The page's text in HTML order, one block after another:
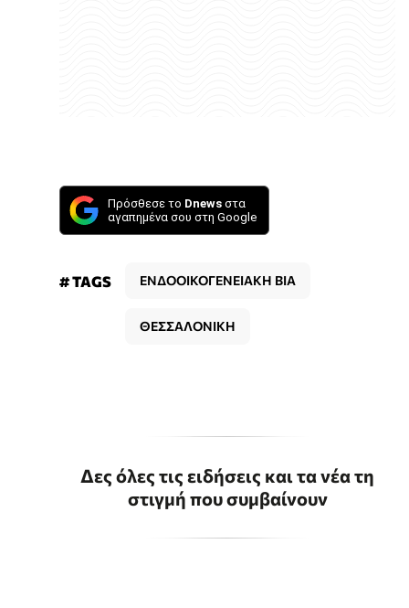
Πρόσθεσε το Dnews στα
αγαπημένα σου στη Google
# TAGS ΕΝΔΟΟΙΚΟΓΕΝΕΙΑΚΗ ΒΙΑ
ΘΕΣΣΑΛΟΝΙΚΗ
Δες όλες τις ειδήσεις και τα νέα τη
στιγμή που συμβαίνουν